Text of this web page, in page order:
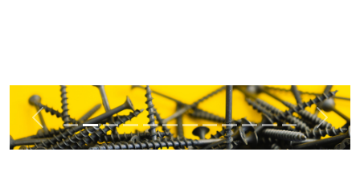
Előző